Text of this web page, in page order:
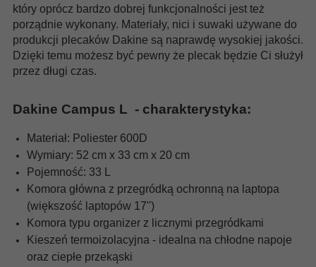
który oprócz bardzo dobrej funkcjonalności jest też
porządnie wykonany. Materiały, nici i suwaki używane do
produkcji plecaków Dakine są naprawdę wysokiej jakości.
Dzięki temu możesz być pewny że plecak będzie Ci służył
przez długi czas.
Dakine Campus L - charakterystyka:
Materiał: Poliester 600D
Wymiary: 52 cm x 33 cm x 20 cm
Pojemność: 33 L
Komora główna z przegródką ochronną na laptopa
(większość laptopów 17'')
Komora typu organizer z licznymi przegródkami
Kieszeń termoizolacyjna - idealna na chłodne napoje
oraz ciepłe przekąski